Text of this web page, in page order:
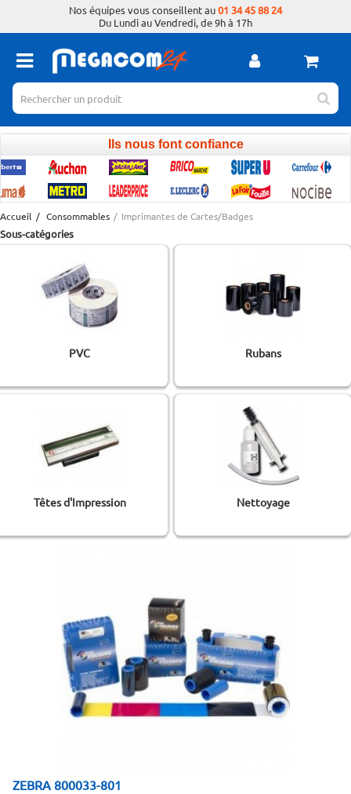
Nos équipes vous conseillent au01 34 45 88 24
Du Lundi au Vendredi, de 9h à 17h
Ils nous font confiance
Accueil / Consommables / Imprimantes de Cartes/Badges
Sous-catégories
PVC Rubans
Têtes d'Impression Nettoyage
ZEBRA 800033-801